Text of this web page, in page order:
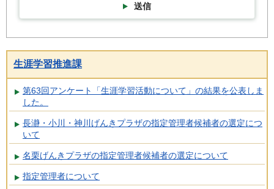
送信
生涯学習推進課
第63回アンケート「生涯学習活動について」の結果を公表しま
した。
長瀞・小川・神川げんきプラザの指定管理者候補者の選定につ
いて
名栗げんきプラザの指定管理者候補者の選定について
指定管理者について